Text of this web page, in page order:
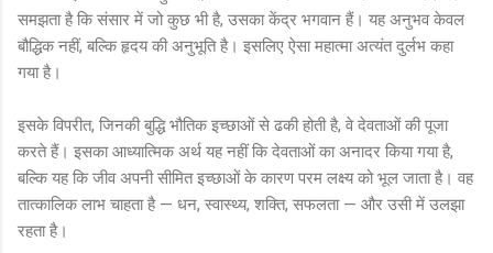
समझता है कि संसार में जो कुछ भी है, उसका केंद्र भगवान हैं। यह अनुभव केवल
बौद्धिक नहीं, बल्कि हृदय की अनुभूति है। इसलिए ऐसा महात्मा अत्यंत दुर्लभ कहा
गया है।
इसके विपरीत, जिनकी बुद्धि भौतिक इच्छाओं से ढकी होती है, वे देवताओं की पूजा
करते हैं। इसका आध्यात्मिक अर्थ यह नहीं कि देवताओं का अनादर किया गया है,
बल्कि यह कि जीव अपनी सीमित इच्छाओं के कारण परम लक्ष्य को भूल जाता है। वह
तात्कालिक लाभ चाहता है — धन, स्वास्थ्य, शक्ति, सफलता — और उसी में उलझा
रहता है।